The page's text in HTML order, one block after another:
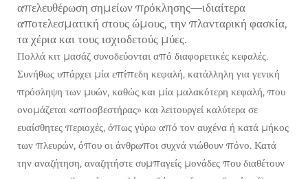
απελευθέρωση σημείων πρόκλησης—ιδιαίτερα
αποτελεσματική στους ώμους, την πλανταρική φασκία,
τα χέρια και τους ισχιοδετούς μύες.
Πολλά κιτ μασάζ συνοδεύονται από διαφορετικές κεφαλές.
Συνήθως υπάρχει μία επίπεδη κεφαλή, κατάλληλη για γενική
πρόσληψη των μυών, καθώς και μία μαλακότερη κεφαλή, που
ονομάζεται «αποσβεστήρας» και λειτουργεί καλύτερα σε
ευαίσθητες περιοχές, όπως γύρω από τον αυχένα ή κατά μήκος
των πλευρών, όπου οι άνθρωποι συχνά νιώθουν πόνο. Κατά
την αναζήτηση, αναζητήστε συμπαγείς μονάδες που διαθέτουν